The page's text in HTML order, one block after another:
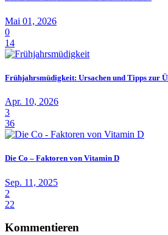
Mai 01, 2026
0
14
Frühjahrsmüdigkeit: Ursachen und Tipps zur
Apr. 10, 2026
3
36
Die Co – Faktoren von Vitamin D
Sep. 11, 2025
2
22
Kommentieren